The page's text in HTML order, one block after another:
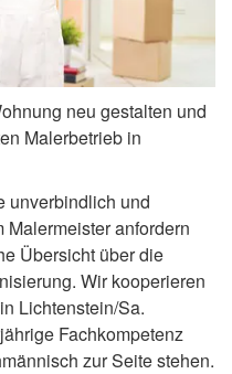
neu gestalten und
Malerbetrieb in
unverbindlich und
anfordern
Übersicht über die
Wir kooperieren
Lichtenstein/Sa.
Fachkompetenz
zur Seite stehen.